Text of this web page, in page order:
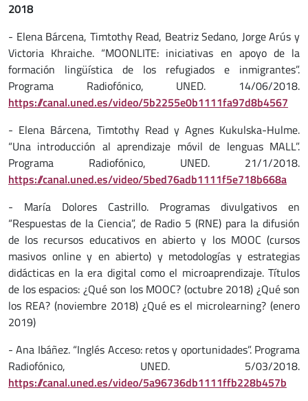
2018
- Elena Bárcena, Timtothy Read, Beatriz Sedano, Jorge Arús y
Victoria Khraiche. “MOONLITE: iniciativas en apoyo de la
formación lingüística de los refugiados e inmigrantes”.
Programa Radiofónico, UNED. 14/06/2018.
https://canal.uned.es/video/5b2255e0b1111fa97d8b4567
- Elena Bárcena, Timtothy Read y Agnes Kukulska-Hulme.
“Una introducción al aprendizaje móvil de lenguas MALL”.
Programa Radiofónico, UNED. 21/1/2018.
https://canal.uned.es/video/5bed76adb1111f5e718b668a
- María Dolores Castrillo. Programas divulgativos en
“Respuestas de la Ciencia”, de Radio 5 (RNE) para la difusión
de los recursos educativos en abierto y los MOOC (cursos
masivos online y en abierto) y metodologías y estrategias
didácticas en la era digital como el microaprendizaje. Títulos
de los espacios: ¿Qué son los MOOC? (octubre 2018) ¿Qué son
los REA? (noviembre 2018) ¿Qué es el microlearning? (enero
2019)
- Ana Ibáñez. “Inglés Acceso: retos y oportunidades”. Programa
Radiofónico, UNED. 5/03/2018.
https://canal.uned.es/video/5a96736db1111ffb228b457b